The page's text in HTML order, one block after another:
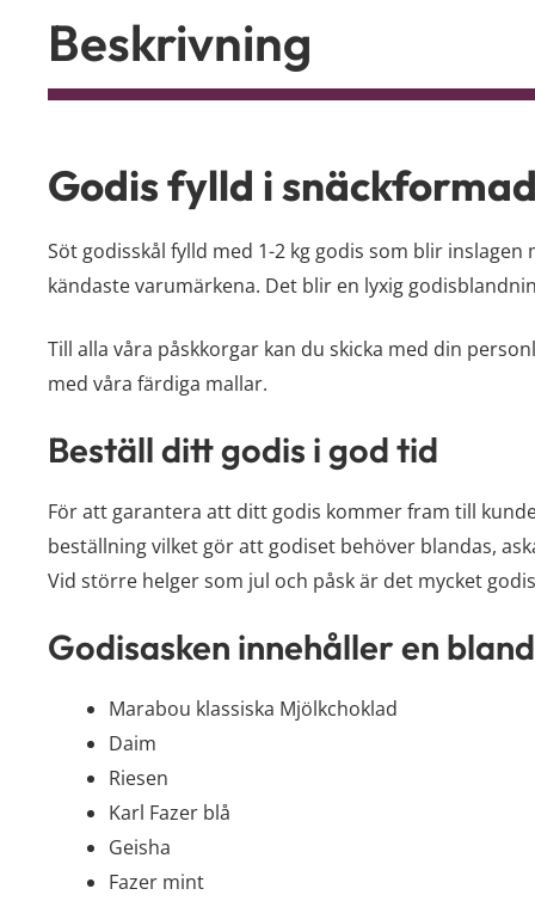
Beskrivning
Godis fylld i
Söt godisskål fylld med 1-2 kg godis som blir
kändaste varumärkena. Det blir en lyxig
Till alla våra påskkorgar kan du skicka med din
med våra färdiga mallar.
Beställ ditt godis i god tid
För att garantera att ditt godis kommer fram till
beställning vilket gör att godiset behöver blandas,
Vid större helger som jul och påsk är det mycket
Godisasken innehåller en
Marabou klassiska Mjölkchoklad
Daim
Riesen
Karl Fazer blå
Geisha
Fazer mint